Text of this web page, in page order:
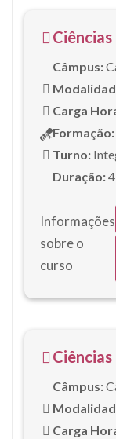
Câmpus:
Carga
Formação:
Turno:
Duração:
Informações
sobre o
curso
Câmpus:
Carga